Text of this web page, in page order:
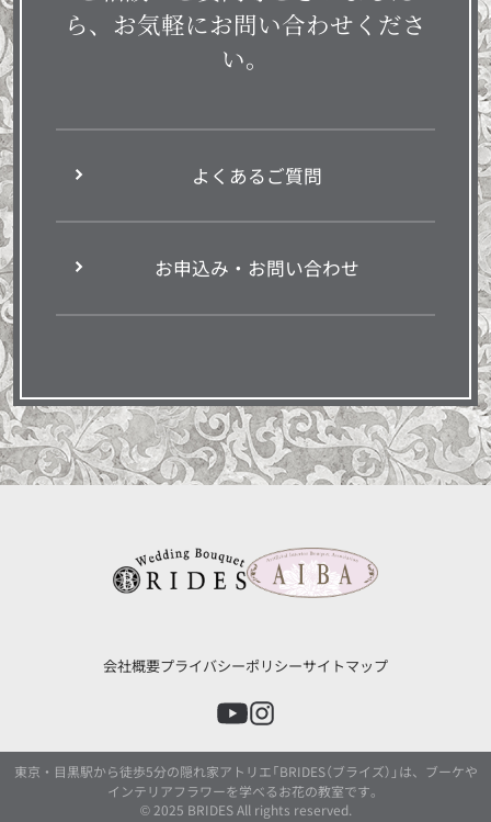
ら、お気軽にお問い合わせくださ
い。
よくあるご質問
お申込み・お問い合わせ
会社概要プライバシーポリシーサイトマップ
東京・目黒駅から徒歩5分の隠れ家アトリエ「BRIDES（ブライズ）」は、ブーケや
インテリアフラワーを学べるお花の教室です。
© 2025 BRIDES All rights reserved.